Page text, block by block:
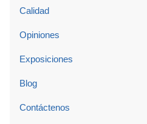
Calidad
Opiniones
Exposiciones
Blog
Contáctenos